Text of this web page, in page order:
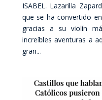
ISABEL. Lazarilla
que se ha convertido
gracias a su violín
increíbles aventuras a
gran...